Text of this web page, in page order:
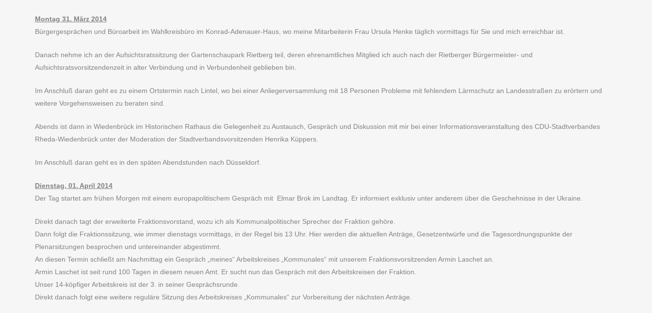
Montag 31. März 2014
Bürgergesprächen und Büroarbeit im Wahlkreisbüro im Konrad-Adenauer-Haus, wo meine Mitarbeiterin Frau Ursula Henke täglich vormittags für Sie und mich erreichbar ist.
Danach nehme ich an der Aufsichtsratssitzung der Gartenschaupark Rietberg teil, deren ehrenamtliches Mitglied ich auch nach der Rietberger Bürgermeister- und
Aufsichtsratsvorsitzendenzeit in alter Verbindung und in Verbundenheit geblieben bin.
Im Anschluß daran geht es zu einem Ortstermin nach Lintel, wo bei einer Anliegerversammlung mit 18 Personen Probleme mit fehlendem Lärmschutz an Landesstraßen zu erörtern und
weitere Vorgehensweisen zu beraten sind.
Abends ist dann in Wiedenbrück im Historischen Rathaus die Gelegenheit zu Austausch, Gespräch und Diskussion mit mir bei einer Informationsveranstaltung des CDU-Stadtverbandes
Rheda-Wiedenbrück unter der Moderation der Stadtverbandsvorsitzenden Henrika Küppers.
Im Anschluß daran geht es in den späten Abendstunden nach Düsseldorf.
Dienstag, 01. April 2014
Der Tag startet am frühen Morgen mit einem europapolitischem Gespräch mit Elmar Brok im Landtag. Er informiert exklusiv unter anderem über die Geschehnisse in der Ukraine.
Direkt danach tagt der erweiterte Fraktionsvorstand, wozu ich als Kommunalpolitischer Sprecher der Fraktion gehöre.
Dann folgt die Fraktionssitzung, wie immer dienstags vormittags, in der Regel bis 13 Uhr. Hier werden die aktuellen Anträge, Gesetzentwürfe und die Tagesordnungspunkte der
Plenarsitzungen besprochen und untereinander abgestimmt.
An diesen Termin schließt am Nachmittag ein Gespräch „meines“ Arbeitskreises „Kommunales“ mit unserem Fraktionsvorsitzenden Armin Laschet an.
Armin Laschet ist seit rund 100 Tagen in diesem neuen Amt. Er sucht nun das Gespräch mit den Arbeitskreisen der Fraktion.
Unser 14-köpfiger Arbeitskreis ist der 3. in seiner Gesprächsrunde.
Direkt danach folgt eine weitere reguläre Sitzung des Arbeitskreises „Kommunales“ zur Vorbereitung der nächsten Anträge.